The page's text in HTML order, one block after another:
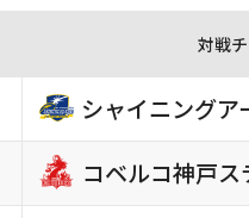
対戦
シャイニング
コベルコ神戸